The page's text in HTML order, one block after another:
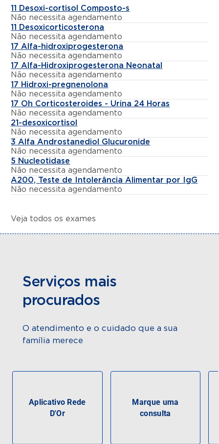
11 Desoxi-cortisol Composto-s
Não necessita agendamento
11 Desoxicorticosterona
Não necessita agendamento
17 Alfa-hidroxiprogesterona
Não necessita agendamento
17 Alfa-Hidroxiprogesterona Neonatal
Não necessita agendamento
17 Hidroxi-pregnenolona
Não necessita agendamento
17 Oh Corticosteroides - Urina 24 Horas
Não necessita agendamento
21-desoxicortisol
Não necessita agendamento
3 Alfa Androstanediol Glucuronide
Não necessita agendamento
5 Nucleotidase
Não necessita agendamento
A200, Teste de Intolerância Alimentar por IgG
Não necessita agendamento
Veja todos os exames
Serviços mais
procurados
O atendimento e o cuidado que a sua
família merece
Aplicativo Rede
D'Or
Marque uma
consulta